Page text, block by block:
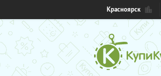
Красноярск